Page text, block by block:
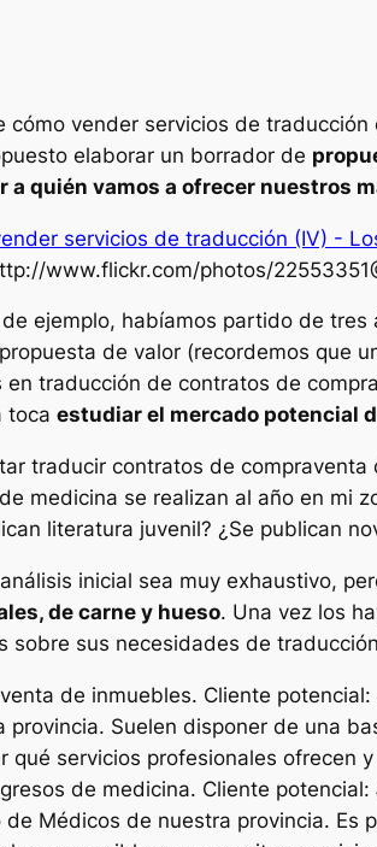
cómo vender servicios de
elaborar un borrador de
a quién vamos a ofrecer nuestros
www.flickr.com/photos/
ejemplo, habíamos partido de
de valor (recordemos que
traducción de contratos de
toca estudiar el mercado potencial
traducir contratos de compraventa
medicina se realizan al año en mi
literatura juvenil? ¿Se publican
inicial sea muy exhaustivo,
de carne y hueso. Una vez los
sobre sus necesidades de
de inmuebles. Cliente potencial:
provincia. Suelen disponer de una
qué servicios profesionales ofrecen
de medicina. Cliente potencial:
Médicos de nuestra provincia.